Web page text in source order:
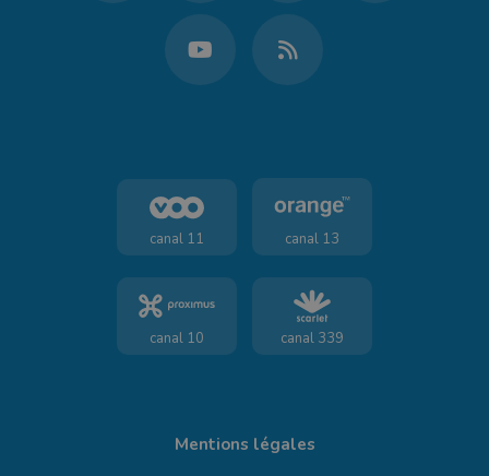
canal 11 canal 13
canal 10 canal 339
Mentions légales